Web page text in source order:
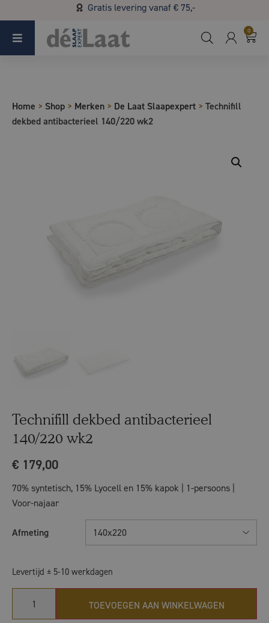
Gratis levering vanaf € 75,-
Koopzondag 29 maart in Bladel van 13.00 - 17.00
0
Home > Shop > Merken > De Laat Slaapexpert > Technifill
dekbed antibacterieel 140/220 wk2
Technifill dekbed antibacterieel
140/220 wk2
€ 179,00
70% syntetisch, 15% Lyocell en 15% kapok | 1-persoons |
Voor-najaar
Afmeting 140x220
Levertijd ± 5-10 werkdagen
TOEVOEGEN AAN WINKELWAGEN